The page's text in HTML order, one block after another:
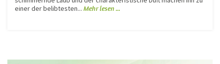
einer der belibtesten... Mehr lesen ...